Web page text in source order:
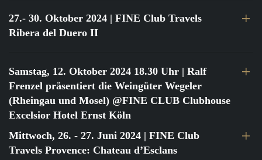
27.- 30. Oktober 2024 | FINE Club Travels
Ribera del Duero II
Samstag, 12. Oktober 2024 18.30 Uhr | Ralf
Frenzel präsentiert die Weingüter Wegeler
(Rheingau und Mosel) @FINE CLUB Clubhouse
Excelsior Hotel Ernst Köln
Mittwoch, 26. - 27. Juni 2024 | FINE Club
Travels Provence: Chateau d’Esclans